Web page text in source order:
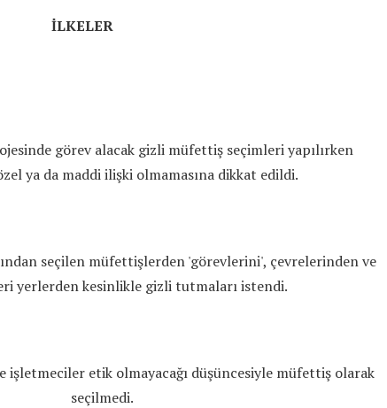
İLKELER
görev alacak gizli müfettiş seçimleri yapılırken
ya da maddi ilişki olmamasına dikkat edildi.
seçilen müfettişlerden 'görevlerini', çevrelerinden ve
yerlerden kesinlikle gizli tutmaları istendi.
işletmeciler etik olmayacağı düşüncesiyle müfettiş olarak
seçilmedi.